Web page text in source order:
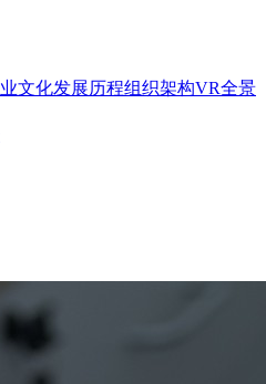
文化发展历程组织架构VR全景